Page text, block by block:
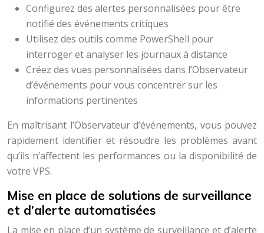
Configurez des alertes personnalisées pour être
notifié des événements critiques
Utilisez des outils comme PowerShell pour
interroger et analyser les journaux à distance
Créez des vues personnalisées dans l’Observateur
d’événements pour vous concentrer sur les
informations pertinentes
En maîtrisant l’Observateur d’événements, vous pouvez
rapidement identifier et résoudre les problèmes avant
qu’ils n’affectent les performances ou la disponibilité de
votre VPS.
Mise en place de solutions de surveillance
et d’alerte automatisées
La mise en place d’un système de surveillance et d’alerte